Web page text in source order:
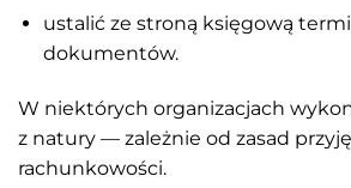
ustalić ze stroną księgową
dokumentów.
W niektórych organizacjach
z natury — zależnie od zasad
rachunkowości.